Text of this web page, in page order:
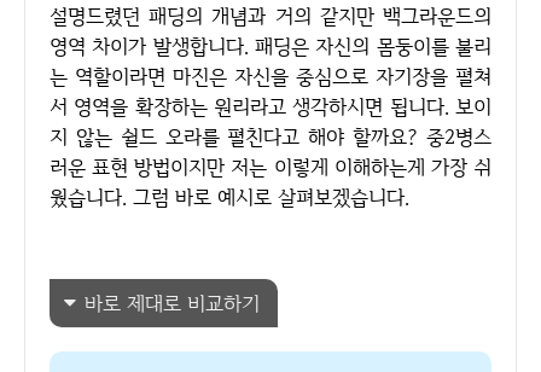
설명드렸던 패딩의 개념과 거의 같지만 백그라운드의
영역 차이가 발생합니다. 패딩은 자신의 몸둥이를 불리
는 역할이라면 마진은 자신을 중심으로 자기장을 펼쳐
서 영역을 확장하는 원리라고 생각하시면 됩니다. 보이
지 않는 쉴드 오라를 펼친다고 해야 할까요? 중2병스
러운 표현 방법이지만 저는 이렇게 이해하는게 가장 쉬
웠습니다. 그럼 바로 예시로 살펴보겠습니다.
바로 제대로 비교하기